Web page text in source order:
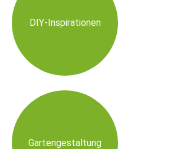
DIY-Inspirationen
Gartengestaltung